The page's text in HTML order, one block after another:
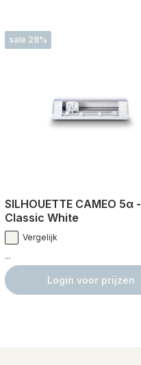
sale 28%
SILHOUETTE CAMEO 5α -
Classic White
Vergelijk
...
Login voor prijzen